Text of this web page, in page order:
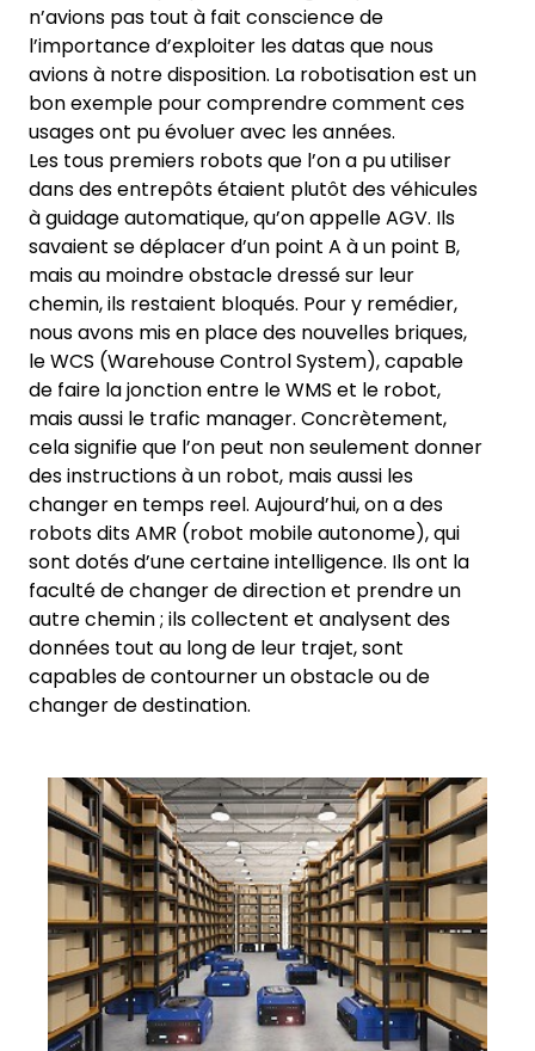
n’avions pas tout à fait conscience de
l’importance d’exploiter les datas que nous
avions à notre disposition. La robotisation est un
bon exemple pour comprendre comment ces
usages ont pu évoluer avec les années.
Les tous premiers robots que l’on a pu utiliser
dans des entrepôts étaient plutôt des véhicules
à guidage automatique, qu’on appelle AGV. Ils
savaient se déplacer d’un point A à un point B,
mais au moindre obstacle dressé sur leur
chemin, ils restaient bloqués. Pour y remédier,
nous avons mis en place des nouvelles briques,
le WCS (Warehouse Control System), capable
de faire la jonction entre le WMS et le robot,
mais aussi le trafic manager. Concrètement,
cela signifie que l’on peut non seulement donner
des instructions à un robot, mais aussi les
changer en temps reel. Aujourd’hui, on a des
robots dits AMR (robot mobile autonome), qui
sont dotés d’une certaine intelligence. Ils ont la
faculté de changer de direction et prendre un
autre chemin ; ils collectent et analysent des
données tout au long de leur trajet, sont
capables de contourner un obstacle ou de
changer de destination.
Keepeek